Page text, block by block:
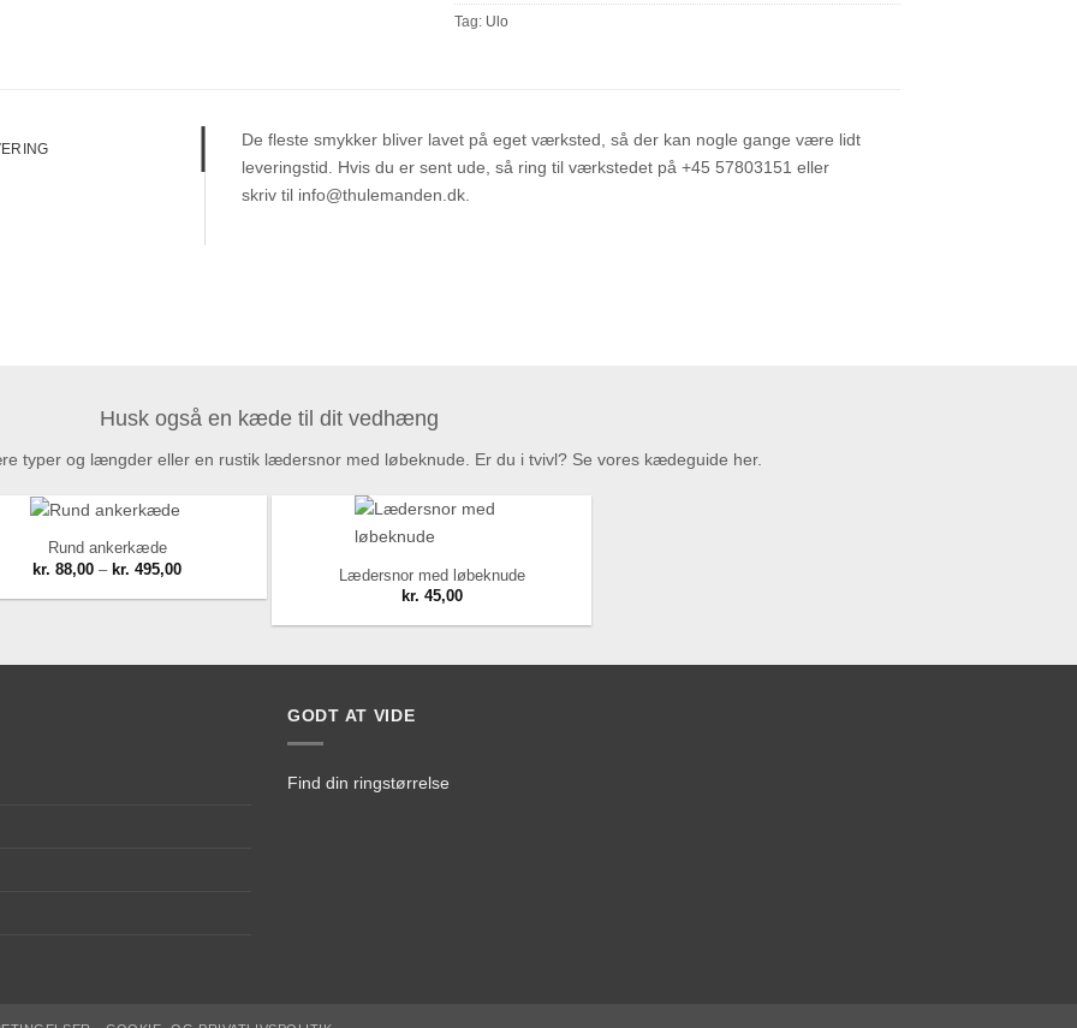
Tag: Ulo
De fleste smykker bliver lavet på eget værksted, så der kan nogle gange være lidt
leveringstid. Hvis du er sent ude, så ring til værkstedet på +45 57803151 eller
skriv til info@thulemanden.dk.
Husk også en kæde til dit vedhæng
typer og længder eller en rustik lædersnor med løbeknude. Er du i tvivl? Se vores kædeguide her.
Rund ankerkæde
kr. 88,00 – kr. 495,00Prisinterval:
til
Lædersnor med løbeknude
kr. 45,00
GODT AT VIDE
Find din ringstørrelse